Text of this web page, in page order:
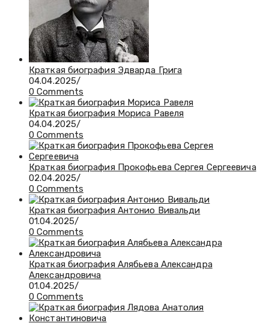
Краткая биография Эдварда Грига
04.04.2025/
0 Comments
Краткая биография Мориса Равеля
04.04.2025/
0 Comments
Краткая биография Прокофьева Сергея Сергеевича
02.04.2025/
0 Comments
Краткая биография Антонио Вивальди
01.04.2025/
0 Comments
Краткая биография Алябьева Александра
Александровича
01.04.2025/
0 Comments